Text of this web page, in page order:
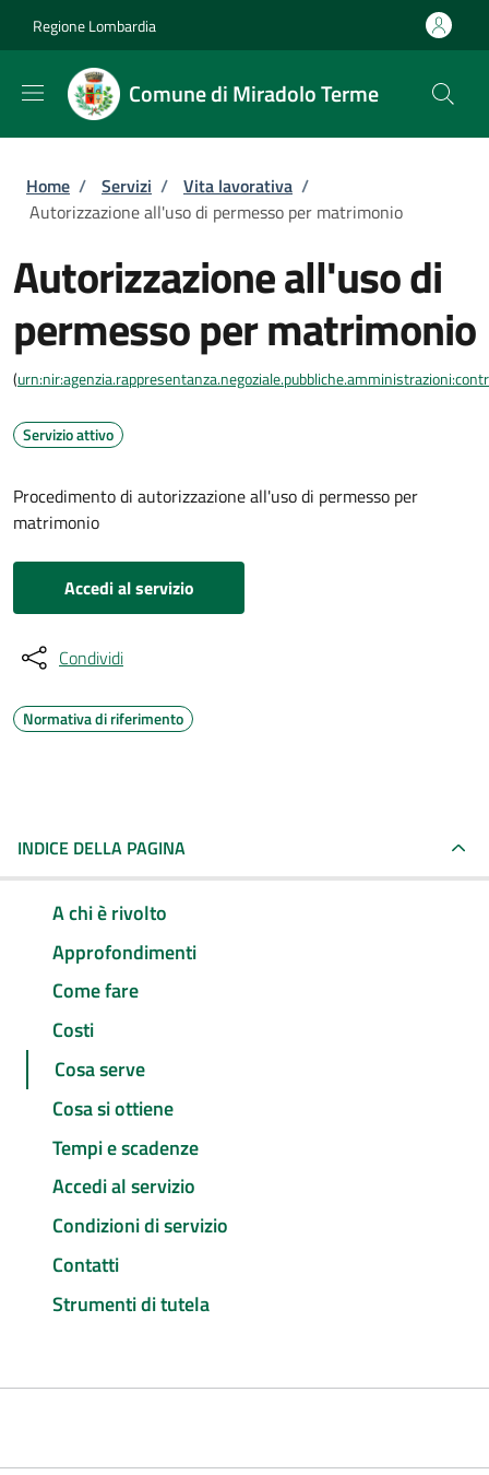
Regione Lombardia
Comune di Miradolo Terme
Briciole di pane
Home / Servizi / Vita lavorativa /
Autorizzazione all'uso di permesso per matrimonio
Autorizzazione all'uso di
permesso per matrimonio
(
Servizio attivo
Procedimento di autorizzazione all'uso di permesso per
matrimonio
Accedi al servizio
Condividi
Normativa di riferimento
INDICE DELLA PAGINA
A chi è rivolto
Approfondimenti
Come fare
Costi
Cosa serve
Cosa si ottiene
Tempi e scadenze
Accedi al servizio
Condizioni di servizio
Contatti
Strumenti di tutela